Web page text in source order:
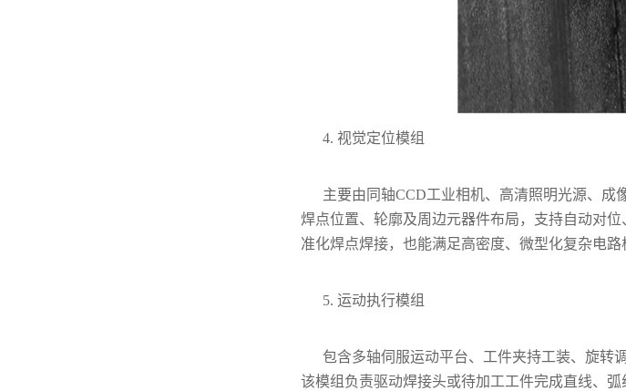
4. 视觉定位模组
主要由同轴CCD工业相机、高清照明光源、成
焊点位置、轮廓及周边元器件布局，支持自动对
准化焊点焊接，也能满足高密度、微型化复杂电
5. 运动执行模组
包含多轴伺服运动平台、工件夹持工装、旋转
该模组负责驱动焊接头或待加工工件完成直线、